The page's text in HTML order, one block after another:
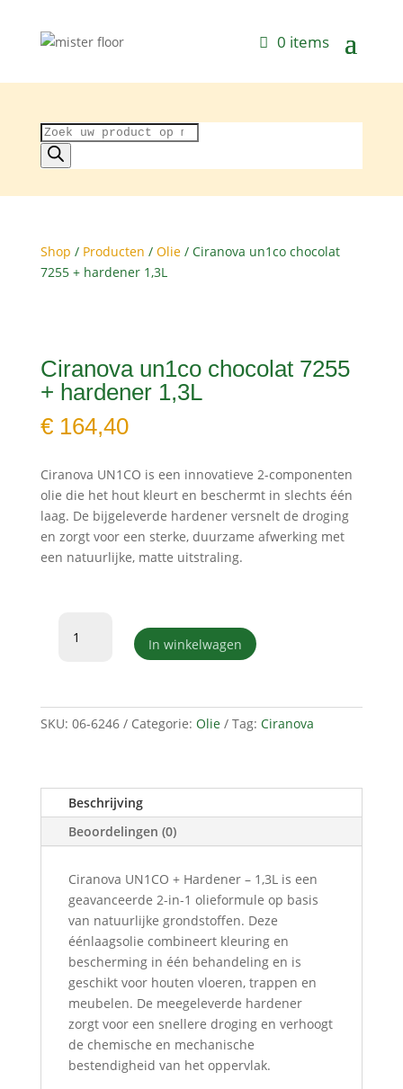
0 items
Producten
zoeken
Shop / Producten / Olie/ Ciranova un1co chocolat
7255 + hardener 1,3L
Ciranova un1co chocolat 7255
+ hardener 1,3L
€164,40
Ciranova UN1CO is een innovatieve 2-componenten
olie die het hout kleurt en beschermt in slechts één
laag. De bijgeleverde hardener versnelt de droging
en zorgt voor een sterke, duurzame afwerking met
een natuurlijke, matte uitstraling.
un1co
+
hardener
In winkelwagen
SKU: 06-6246 Categorie: Olie Tag: Ciranova
Beschrijving
Beoordelingen (0)
Ciranova UN1CO + Hardener – 1,3L is een
geavanceerde 2-in-1 olieformule op basis
van natuurlijke grondstoffen. Deze
éénlaagsolie combineert kleuring en
bescherming in één behandeling en is
geschikt voor houten vloeren, trappen en
meubelen. De meegeleverde hardener
zorgt voor een snellere droging en verhoogt
de chemische en mechanische
bestendigheid van het oppervlak.